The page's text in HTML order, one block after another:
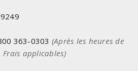
363-0303 (Après les heures de
Frais applicables)